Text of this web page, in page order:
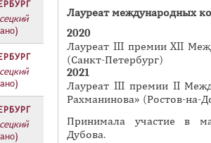
Д
к
л
а
Лауреат международных
2020
Лауреат III премии XII
(Санкт-Петербург)
2021
Лауреат III премии II
Рахманинова» (Ростов-на-
Принимала участие в
Дубова.